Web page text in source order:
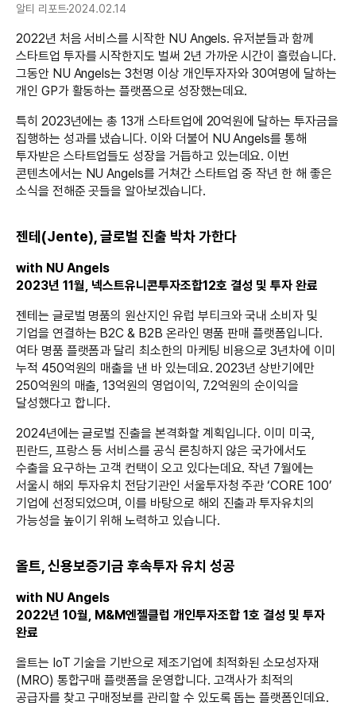
알티 리포트 2024.02.14
2022년 처음 서비스를 시작한 NU Angels. 유저분들과 함께
스타트업 투자를 시작한지도 벌써 2년 가까운 시간이 흘렀습니다.
그동안 NU Angels는 3천명 이상 개인투자자와 30여명에 달하는
개인 GP가 활동하는 플랫폼으로 성장했는데요.
특히 2023년에는 총 13개 스타트업에 20억원에 달하는 투자금을
집행하는 성과를 냈습니다. 이와 더불어 NU Angels를 통해
투자받은 스타트업들도 성장을 거듭하고 있는데요. 이번
콘텐츠에서는 NU Angels를 거쳐간 스타트업 중 작년 한 해 좋은
소식을 전해준 곳들을 알아보겠습니다.
젠테(Jente), 글로벌 진출 박차 가한다
with NU Angels
2023년 11월, 넥스트유니콘투자조합12호 결성 및 투자 완료
젠테는 글로벌 명품의 원산지인 유럽 부티크와 국내 소비자 및
기업을 연결하는 B2C & B2B 온라인 명품 판매 플랫폼입니다.
여타 명품 플랫폼과 달리 최소한의 마케팅 비용으로 3년차에 이미
누적 450억원의 매출을 낸 바 있는데요. 2023년 상반기에만
250억원의 매출, 13억원의 영업이익, 7.2억원의 순이익을
달성했다고 합니다.
2024년에는 글로벌 진출을 본격화할 계획입니다. 이미 미국,
핀란드, 프랑스 등 서비스를 공식 론칭하지 않은 국가에서도
수출을 요구하는 고객 컨택이 오고 있다는데요. 작년 7월에는
서울시 해외 투자유치 전담기관인 서울투자청 주관 ‘CORE 100’
기업에 선정되었으며, 이를 바탕으로 해외 진출과 투자유치의
가능성을 높이기 위해 노력하고 있습니다.
올트, 신용보증기금 후속투자 유치 성공
with NU Angels
2022년 10월, M&M엔젤클럽 개인투자조합 1호 결성 및 투자
완료
올트는 IoT 기술을 기반으로 제조기업에 최적화된 소모성자재
(MRO) 통합구매 플랫폼을 운영합니다. 고객사가 최적의
공급자를 찾고 구매정보를 관리할 수 있도록 돕는 플랫폼인데요.